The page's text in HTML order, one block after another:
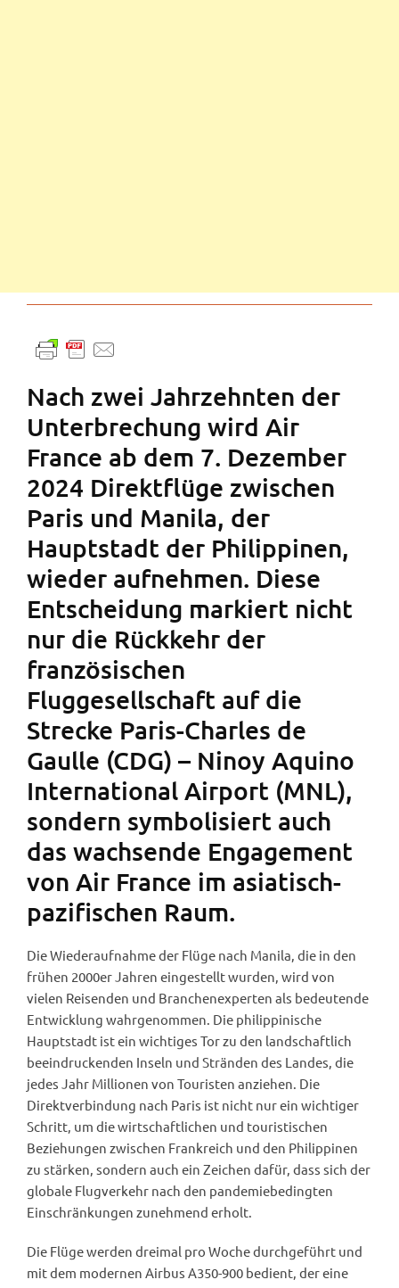
Nach zwei Jahrzehnten der
Unterbrechung wird Air
France ab dem 7. Dezember
2024 Direktflüge zwischen
Paris und Manila, der
Hauptstadt der Philippinen,
wieder aufnehmen. Diese
Entscheidung markiert nicht
nur die Rückkehr der
französischen
Fluggesellschaft auf die
Strecke Paris-Charles de
Gaulle (CDG) – Ninoy Aquino
International Airport (MNL),
sondern symbolisiert auch
das wachsende Engagement
von Air France im asiatisch-
pazifischen Raum.
Die Wiederaufnahme der Flüge nach Manila, die in den
frühen 2000er Jahren eingestellt wurden, wird von
vielen Reisenden und Branchenexperten als bedeutende
Entwicklung wahrgenommen. Die philippinische
Hauptstadt ist ein wichtiges Tor zu den landschaftlich
beeindruckenden Inseln und Stränden des Landes, die
jedes Jahr Millionen von Touristen anziehen. Die
Direktverbindung nach Paris ist nicht nur ein wichtiger
Schritt, um die wirtschaftlichen und touristischen
Beziehungen zwischen Frankreich und den Philippinen
zu stärken, sondern auch ein Zeichen dafür, dass sich der
globale Flugverkehr nach den pandemiebedingten
Einschränkungen zunehmend erholt.
Die Flüge werden dreimal pro Woche durchgeführt und
mit dem modernen Airbus A350-900 bedient, der eine